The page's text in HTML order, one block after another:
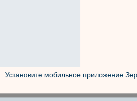
Установите мобильное приложение